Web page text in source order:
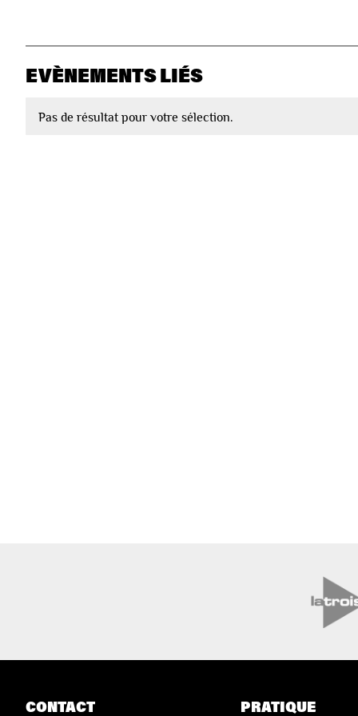
EVÈNEMENTS LIÉS
Pas de résultat pour votre sélection.
CONTACT PRATIQUE